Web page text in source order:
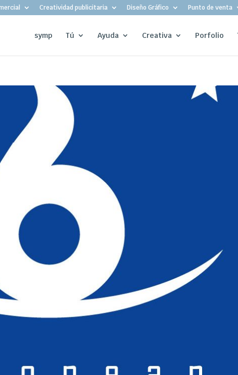
Creatividad publicitaria Diseño Gráfico Punto de venta
symp Tú Ayuda Creativa Porfolio